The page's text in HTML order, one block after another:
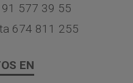
91 577 39 55
674 811 255
EN